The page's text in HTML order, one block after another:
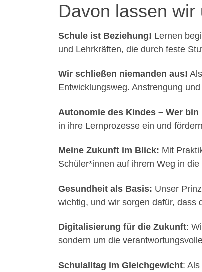
Davon lassen wir
Schule ist Beziehung! Lernen
und Lehrkräften, die durch feste
Wir schließen niemanden aus!
Entwicklungsweg. Anstrengung
Autonomie des Kindes – Wer
in ihre Lernprozesse ein und
Meine Zukunft im Blick: Mit
Schüler*innen auf ihrem Weg in die
Gesundheit als Basis: Unser
wichtig, und wir sorgen dafür, dass
Digitalisierung für die Zukunft:
sondern um die
Schulalltag im Gleichgewicht: